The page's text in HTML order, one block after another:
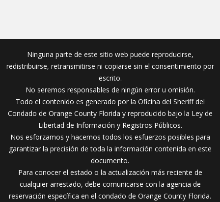
Ninguna parte de este sitio web puede reproducirse,
redistribuirse, retransmitirse ni copiarse sin el consentimiento por
escrito.
No seremos responsables de ningún error u omisión.
Todo el contenido es generado por la Oficina del Sheriff del
Condado de Orange County Florida y reproducido bajo la Ley de
Libertad de Información y Registros Públicos.
Nos esforzamos y hacemos todos los esfuerzos posibles para
garantizar la precisión de toda la información contenida en este
documento.
Para conocer el estado o la actualización más reciente de
cualquier arrestado, debe comunicarse con la agencia de
reservación específica en el condado de Orange County Florida.